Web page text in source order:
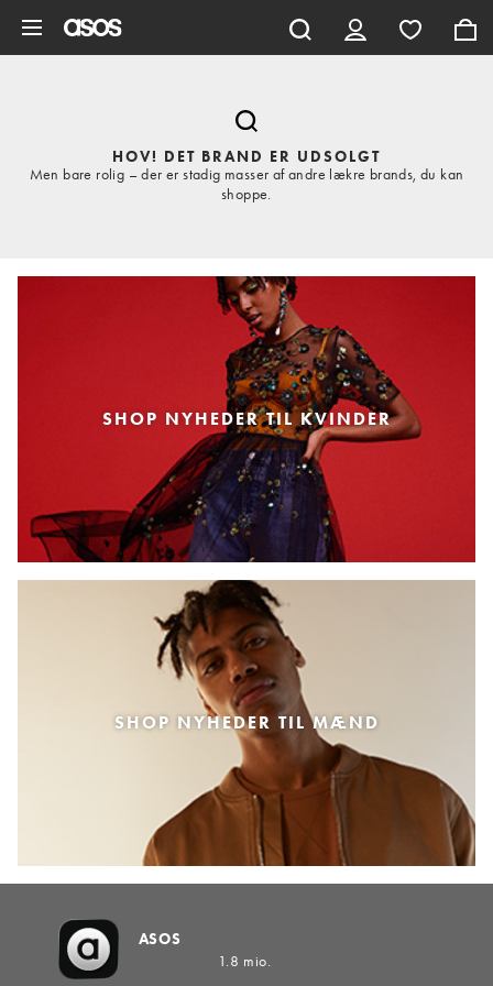
HOV! DET BRAND ER UDSOLGT
Men bare rolig – der er stadig masser af andre lækre brands, du kan
shoppe.
SHOP NYHEDER TIL KVINDER
SHOP NYHEDER TIL MÆND
ASOS
1.8 mio.